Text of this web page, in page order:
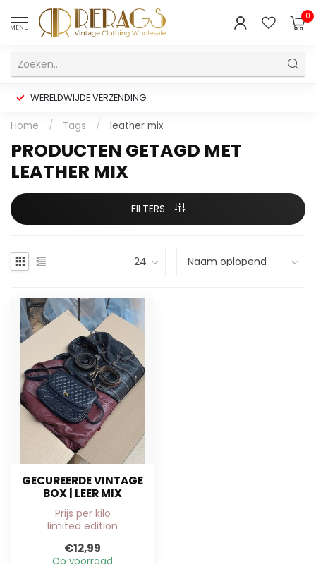
MENU
0
WERELDWIJDE VERZENDING
Home / Tags / leather mix
PRODUCTEN GETAGD MET
LEATHER MIX
FILTERS
GECUREERDE VINTAGE
BOX | LEER MIX
Prijs per kilo
limited edition
€12,99